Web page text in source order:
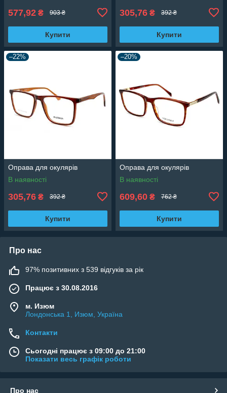
577,92 ₴ 903 ₴
Купити
305,76 ₴ 392 ₴
Купити
–22%
Оправа для окулярів
В наявності
305,76 ₴ 392 ₴
Купити
–20%
Оправа для окулярів
В наявності
609,60 ₴ 762 ₴
Купити
Про нас
97% позитивних з 539 відгуків за рік
Працює з 30.08.2016
м. Изюм
Лондонська 1, Изюм, Україна
Контакти
Сьогодні працює з 09:00 до 21:00
Показати весь графік роботи
Про нас